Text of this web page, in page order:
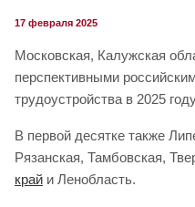
17 февраля 2025
Московская, Калужская
перспективными
трудоустройства в 2025
В первой десятке также
Рязанская, Тамбовская,
край и Ленобласть.